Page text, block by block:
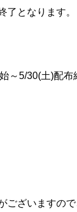
となります。
～5/30(土)配布
ざいますので